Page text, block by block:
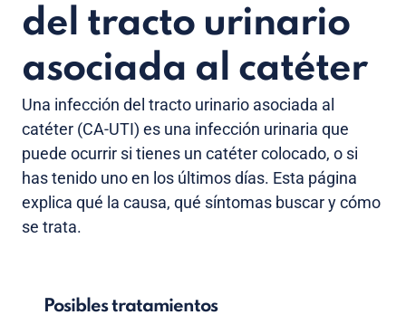
del tracto urinario
asociada al catéter
Una infección del tracto urinario asociada al
catéter (CA-UTI) es una infección urinaria que
puede ocurrir si tienes un catéter colocado, o si
has tenido uno en los últimos días. Esta página
explica qué la causa, qué síntomas buscar y cómo
se trata.
Posibles tratamientos